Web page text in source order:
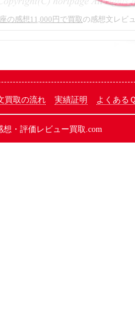
の感想11,000円で買取の感想文レビ
買取の流れ 実績証明 よくある
・評価レビュー買取.com